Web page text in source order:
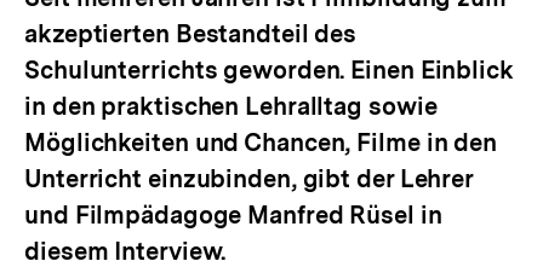
akzeptierten Bestandteil des
Schulunterrichts geworden. Einen Einblick
in den praktischen Lehralltag sowie
Möglichkeiten und Chancen, Filme in den
Unterricht einzubinden, gibt der Lehrer
und Filmpädagoge Manfred Rüsel in
diesem Interview.